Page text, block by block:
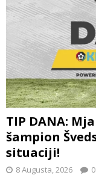
TIP DANA:
šampion
situaciji!
8 Augusta, 2026 0